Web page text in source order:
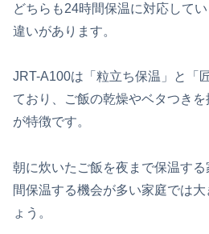
どちらも24時間保温に対応して
違いがあります。
JRT-A100は「粒立ち保温」と「
ており、ご飯の乾燥やベタつき
が特徴です。
朝に炊いたご飯を夜まで保温す
間保温する機会が多い家庭では
ょう。